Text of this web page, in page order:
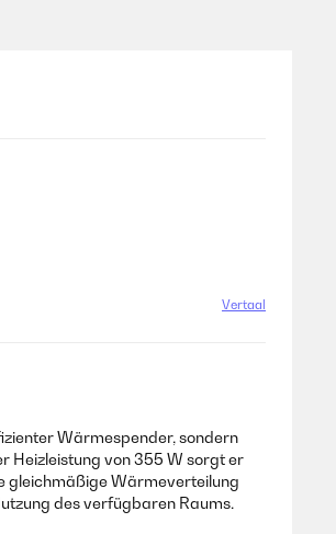
Vertaal
Wärmespender, sondern
Heizleistung von 355 W sorgt er
gleichmäßige Wärmeverteilung
des verfügbaren Raums.